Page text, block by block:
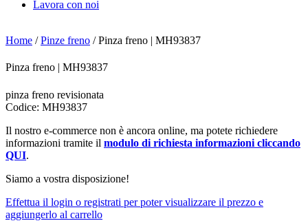
Lavora con noi
Home /Pinze freno / Pinza freno | MH93837
Pinza freno | MH93837
pinza freno revisionata
Codice: MH93837
Il nostro e-commerce non è ancora online, ma potete richiedere
informazioni tramite il modulo di richiesta informazioni cliccando
QUI.
Siamo a vostra disposizione!
Effettua il login o registrati per poter visualizzare il prezzo e
aggiungerlo al carrello